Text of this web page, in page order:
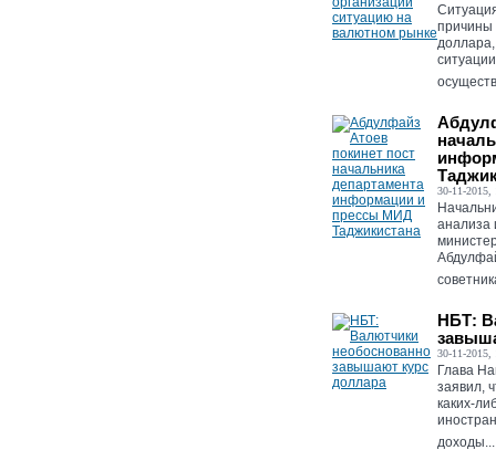
причины
30-11-2015,
анализа
НБТ:
30-11-2015,
Глава
заявил,
каких-